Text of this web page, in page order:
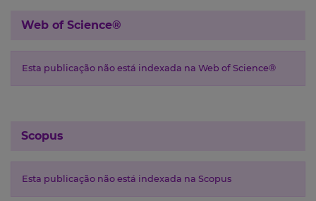
Web of Science®
Esta publicação não está indexada na Web of Science®
Scopus
Esta publicação não está indexada na Scopus